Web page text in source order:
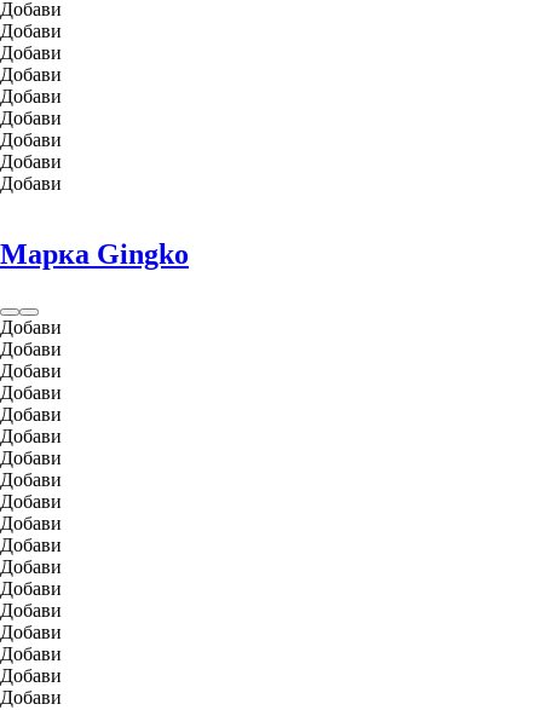
Добави
Добави
Добави
Добави
Добави
Добави
Добави
Добави
Добави
Марка Gingko
Добави
Добави
Добави
Добави
Добави
Добави
Добави
Добави
Добави
Добави
Добави
Добави
Добави
Добави
Добави
Добави
Добави
Добави